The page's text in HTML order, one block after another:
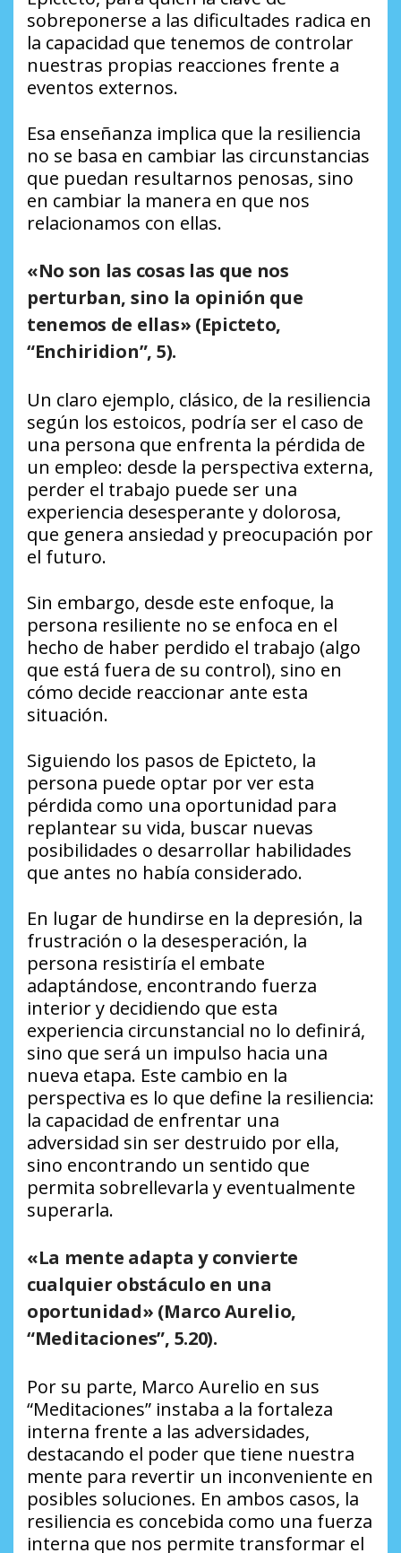
sobreponerse a las dificultades radica en
la capacidad que tenemos de controlar
nuestras propias reacciones frente a
eventos externos.
Esa enseñanza implica que la resiliencia
no se basa en cambiar las circunstancias
que puedan resultarnos penosas, sino
en cambiar la manera en que nos
relacionamos con ellas.
«No son las cosas las que nos
perturban, sino la opinión que
tenemos de ellas» (Epicteto,
“Enchiridion”, 5).
Un claro ejemplo, clásico, de la resiliencia
según los estoicos, podría ser el caso de
una persona que enfrenta la pérdida de
un empleo: desde la perspectiva externa,
perder el trabajo puede ser una
experiencia desesperante y dolorosa,
que genera ansiedad y preocupación por
el futuro.
Sin embargo, desde este enfoque, la
persona resiliente no se enfoca en el
hecho de haber perdido el trabajo (algo
que está fuera de su control), sino en
cómo decide reaccionar ante esta
situación.
Siguiendo los pasos de Epicteto, la
persona puede optar por ver esta
pérdida como una oportunidad para
replantear su vida, buscar nuevas
posibilidades o desarrollar habilidades
que antes no había considerado.
En lugar de hundirse en la depresión, la
frustración o la desesperación, la
persona resistiría el embate
adaptándose, encontrando fuerza
interior y decidiendo que esta
experiencia circunstancial no lo definirá,
sino que será un impulso hacia una
nueva etapa. Este cambio en la
perspectiva es lo que define la resiliencia:
la capacidad de enfrentar una
adversidad sin ser destruido por ella,
sino encontrando un sentido que
permita sobrellevarla y eventualmente
superarla.
«La mente adapta y convierte
cualquier obstáculo en una
oportunidad» (Marco Aurelio,
“Meditaciones”, 5.20).
Por su parte, Marco Aurelio en sus
“Meditaciones” instaba a la fortaleza
interna frente a las adversidades,
destacando el poder que tiene nuestra
mente para revertir un inconveniente en
posibles soluciones. En ambos casos, la
resiliencia es concebida como una fuerza
interna que nos permite transformar el